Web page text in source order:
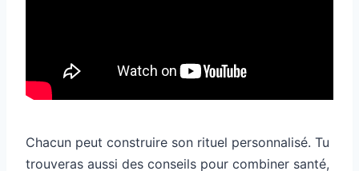
Chacun peut construire son rituel personnalisé. Tu
trouveras aussi des conseils pour combiner santé,